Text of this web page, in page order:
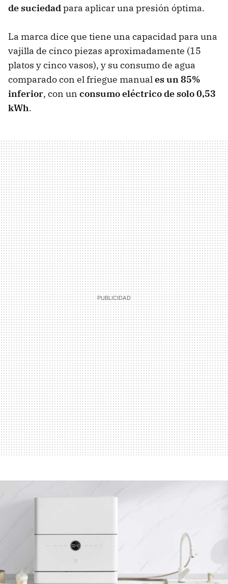
de suciedadpara aplicar una presión óptima.
La marca dice que tiene una capacidad para una
vajilla de cinco piezas aproximadamente (15
platos y cinco vasos), y su consumo de agua
comparado con el friegue manual es un 85%
inferior, con un consumo eléctrico de solo 0,53
kWh.